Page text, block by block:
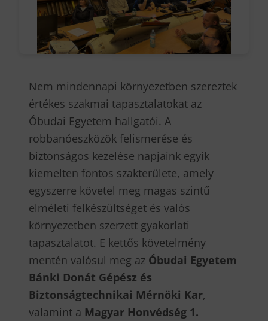
Nem mindennapi környezetben szereztek
értékes szakmai tapasztalatokat az
Óbudai Egyetem hallgatói. A
robbanóeszközök felismerése és
biztonságos kezelése napjaink egyik
kiemelten fontos szakterülete, amely
egyszerre követel meg magas szintű
elméleti felkészültséget és valós
környezetben szerzett gyakorlati
tapasztalatot. E kettős követelmény
mentén valósul meg az Óbudai Egyetem
Bánki Donát Gépész és
Biztonságtechnikai Mérnöki Kar,
valamint a Magyar Honvédség 1.